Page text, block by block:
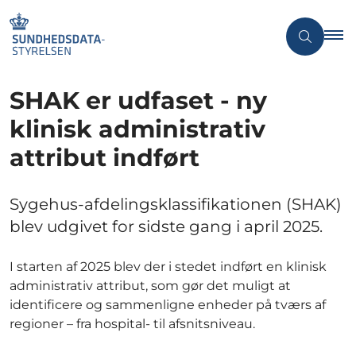
SHAK er udfaset - ny
klinisk administrativ
attribut indført
Sygehus-afdelingsklassifikationen (SHAK)
blev udgivet for sidste gang i april 2025.
I starten af 2025 blev der i stedet indført en klinisk
administrativ attribut, som gør det muligt at
identificere og sammenligne enheder på tværs af
regioner – fra hospital- til afsnitsniveau.